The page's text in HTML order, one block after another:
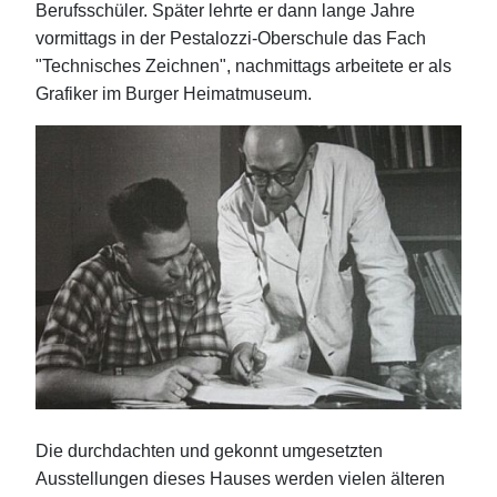
Berufsschüler. Später lehrte er dann lange Jahre
vormittags in der Pestalozzi-Oberschule das Fach
"Technisches Zeichnen", nachmittags arbeitete er als
Grafiker im Burger Heimatmuseum.
Die durchdachten und gekonnt umgesetzten
Ausstellungen dieses Hauses werden vielen älteren